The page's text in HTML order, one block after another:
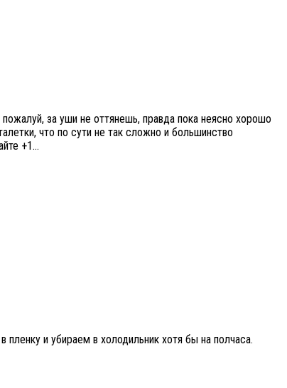
за уши не оттянешь, правда пока неясно хорошо
что по сути не так сложно и большинство
+1…
и убираем в холодильник хотя бы на полчаса.